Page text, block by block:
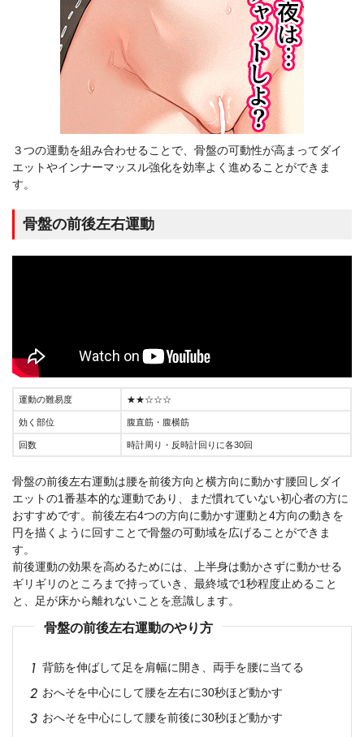
３つの運動を組み合わせることで、骨盤の可動性が高まってダイ
エットやインナーマッスル強化を効率よく進めることができま
す。
骨盤の前後左右運動
運動の難易度 ★★☆☆☆
効く部位 腹直筋・腹横筋
回数 時計周り・反時計回りに各30回
骨盤の前後左右運動は腰を前後方向と横方向に動かす腰回しダイ
エットの1番基本的な運動であり、まだ慣れていない初心者の方に
おすすめです。前後左右4つの方向に動かす運動と4方向の動きを
円を描くように回すことで骨盤の可動域を広げることができま
す。
前後運動の効果を高めるためには、上半身は動かさずに動かせる
ギリギリのところまで持っていき、最終域で1秒程度止めること
と、足が床から離れないことを意識します。
骨盤の前後左右運動のやり方
背筋を伸ばして足を肩幅に開き、両手を腰に当てる
おへそを中心にして腰を左右に30秒ほど動かす
おへそを中心にして腰を前後に30秒ほど動かす